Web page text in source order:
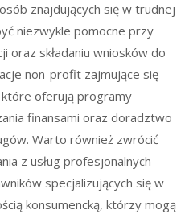
znajdujących się w trudnej
niezwykle pomocne przy
oraz składaniu wniosków do
non-profit zajmujące się
które oferują programy
finansami oraz doradztwo
Warto również zwrócić
z usług profesjonalnych
specjalizujących się w
konsumencką, którzy mogą